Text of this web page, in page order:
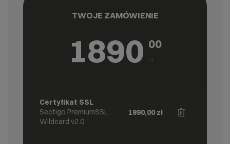
TWOJE ZAMÓWIENIE
1890 00
zł
Certyfikat SSL
Sectigo PremiumSSL
Wildcard v2.0
1890,00 zł